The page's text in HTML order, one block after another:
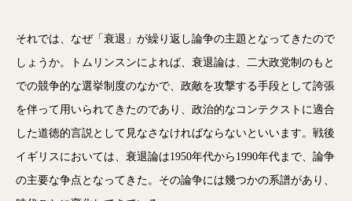
それでは、なぜ「衰退」が繰り返し論争の主題となってきたので
しょうか。トムリンスンによれば、衰退論は、二大政党制のもと
での競争的な選挙制度のなかで、政敵を攻撃する手段として誇張
を伴って用いられてきたのであり、政治的なコンテクストに適合
した道徳的言説として見なさなければならないといいます。戦後
イギリスにおいては、衰退論は1950年代から1990年代まで、論争
の主要な争点となってきた。その論争には幾つかの系譜があり、